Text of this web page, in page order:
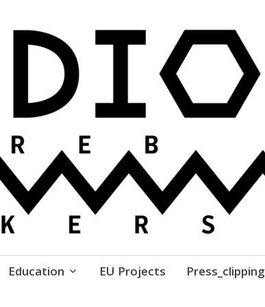
Education EU Projects Press_clipping